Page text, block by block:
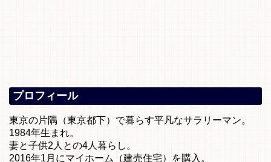
プロフィール
東京の片隅（東京都下）で暮らす平凡なサラリーマン。
1984年生まれ。
妻と子供2人との4人暮らし。
2016年1月にマイホーム（建売住宅）を購入。